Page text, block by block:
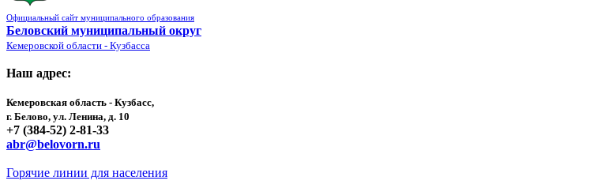
Официальный сайт муниципального образования
Беловский муниципальный округ
Кемеровской области - Кузбасса
Наш адрес:
Кемеровская область - Кузбасс,
г. Белово, ул. Ленина, д. 10
+7 (384-52) 2-81-33
abr@belovorn.ru
Горячие линии для населения